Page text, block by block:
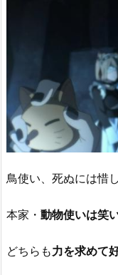
鳥使い、死ぬには惜
本家・ 動物使いは笑い
どちらも力を求めて